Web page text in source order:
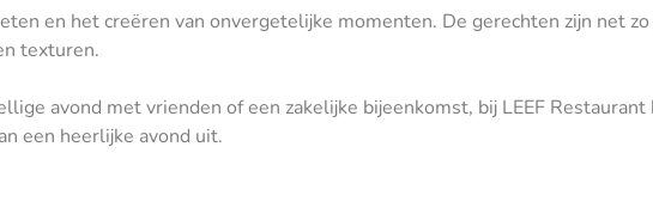
en het creëren van onvergetelijke momenten. De gerechten zijn net
texturen.
avond met vrienden of een zakelijke bijeenkomst, bij LEEF
een heerlijke avond uit.